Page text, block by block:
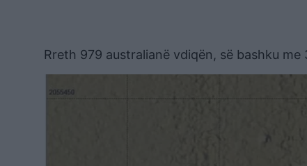
Rreth 979 australianë vdiqën, së bashku